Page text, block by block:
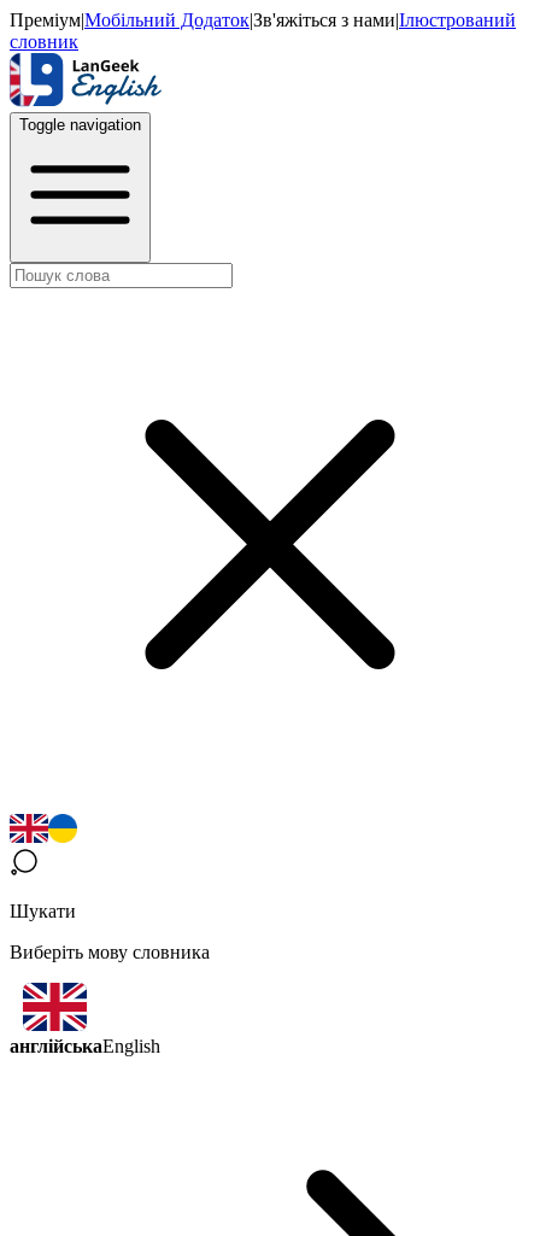
Преміум|Мобільний Додаток|Зв'яжіться з нами|Ілюстрований
словник
Toggle navigation
Шукати
Виберіть мову словника
англійськаEnglish